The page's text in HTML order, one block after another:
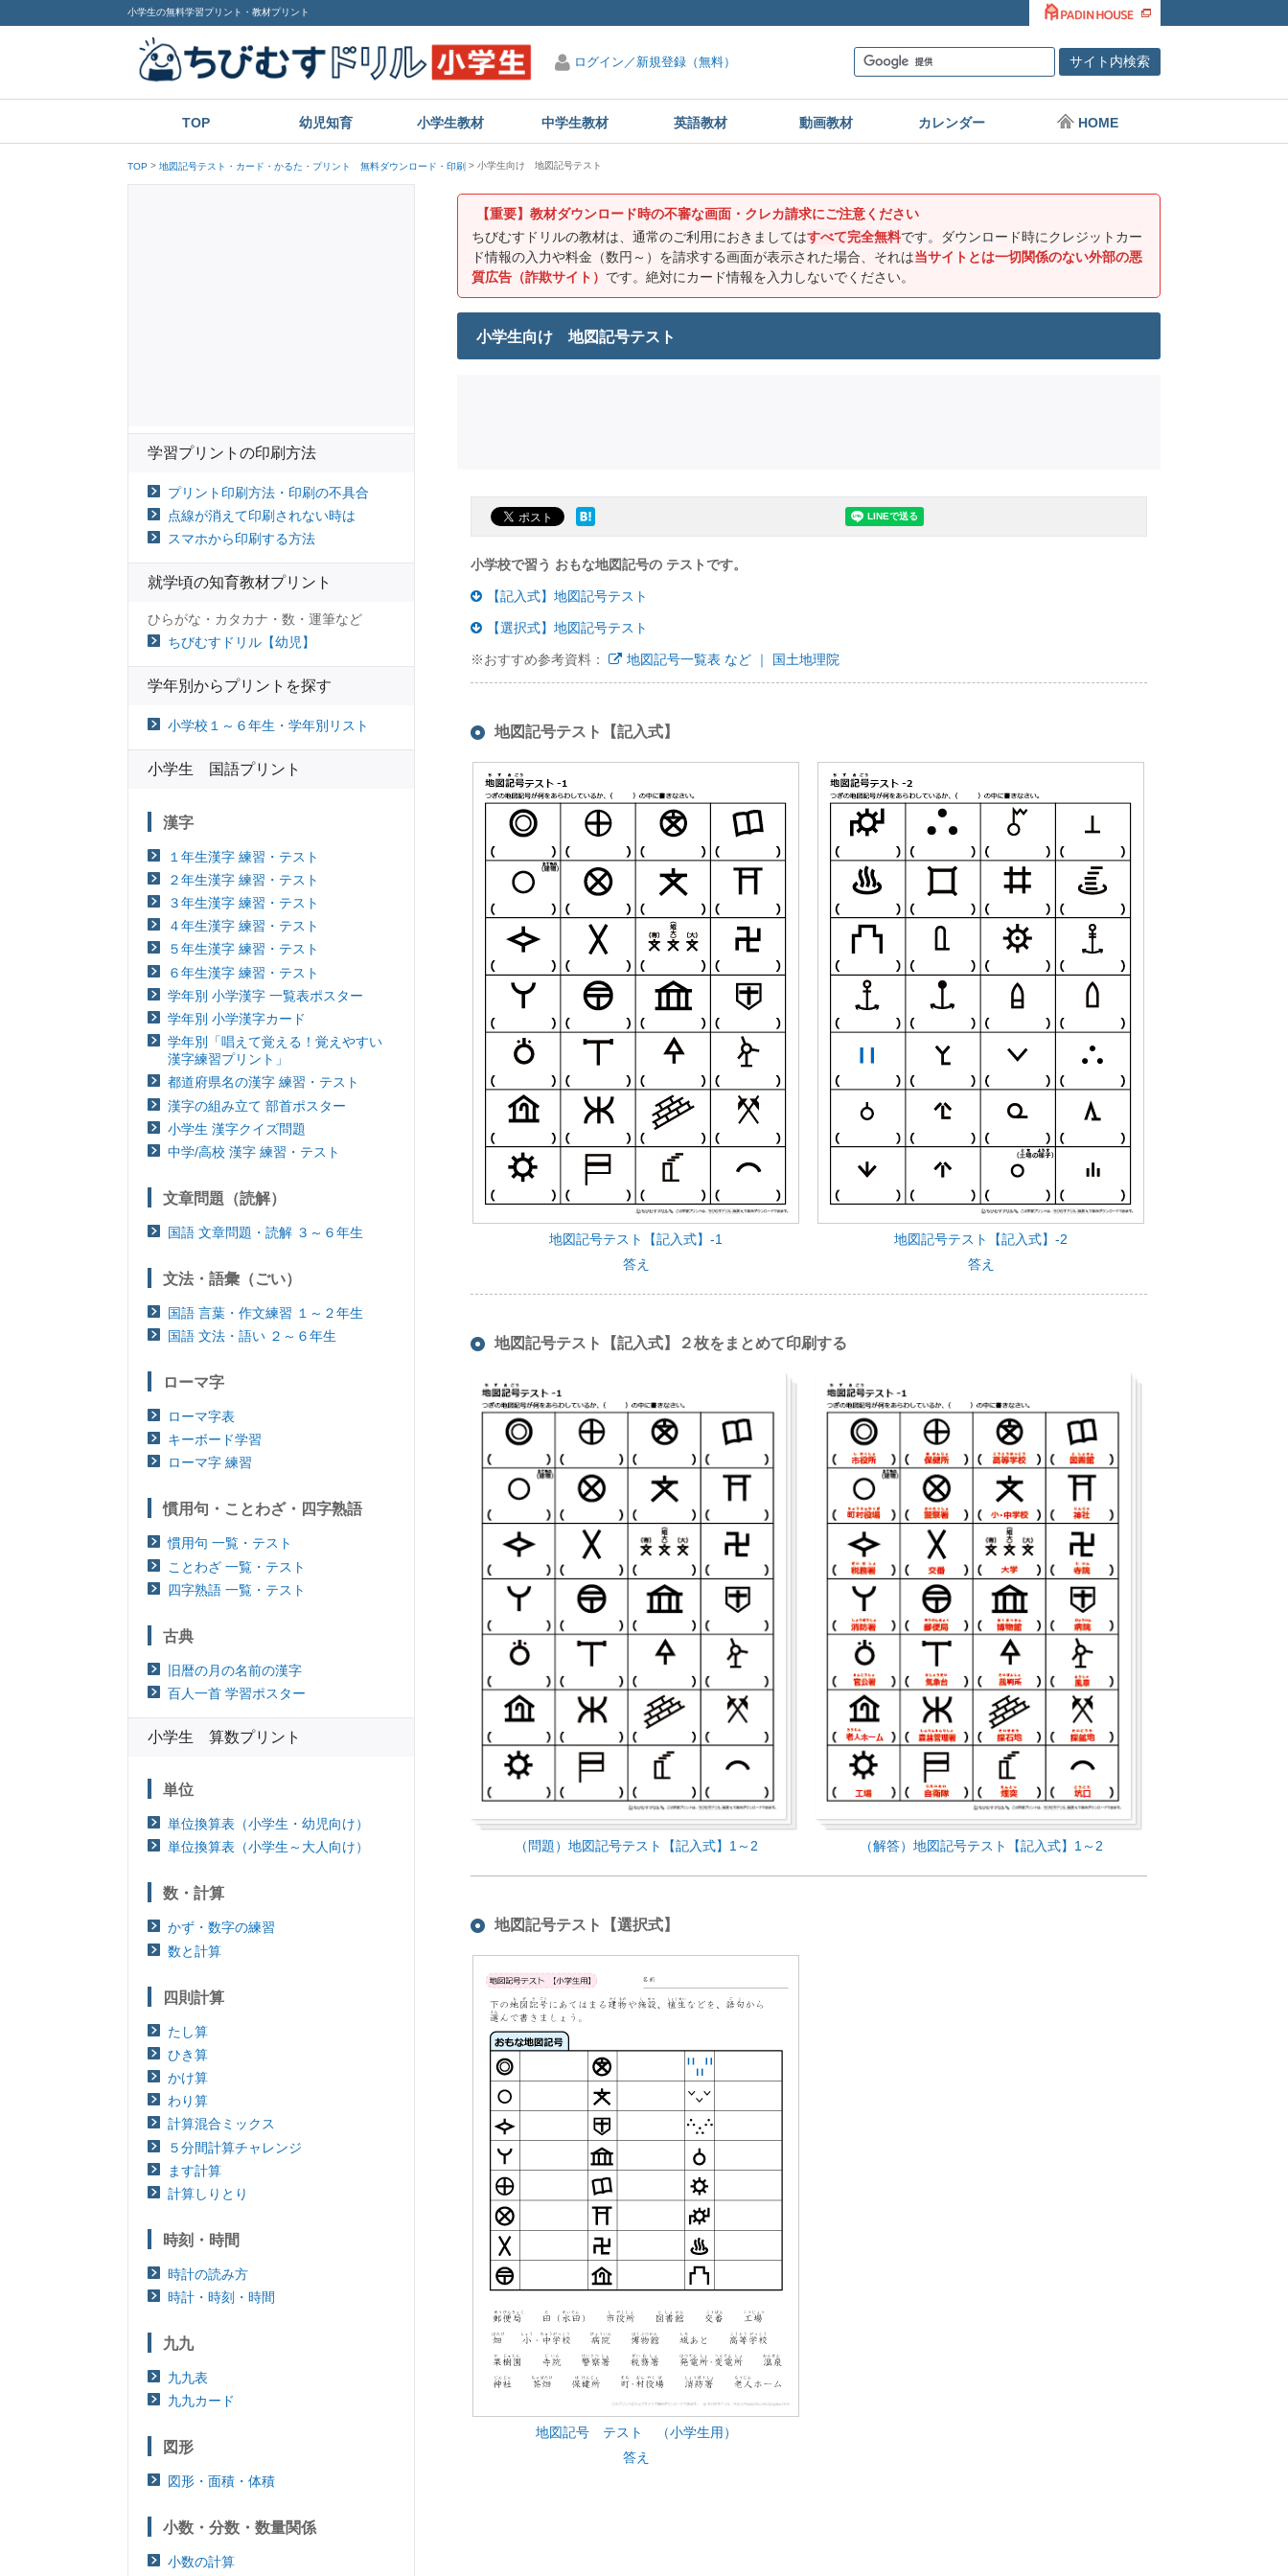
小学生の無料学習プリント・教材プリント
ログイン／新規登録（無料）
TOP 幼児知育 小学生教材 中学生教材 英語教材 動画教材 カレンダー HOME
TOP 地図記号テスト・カード・かるた・プリント 無料ダウンロード・印刷 小学生向け 地図記号テスト
【重要】教材ダウンロード時の不審な画面・クレカ請求にご注意ください
ちびむすドリルの教材は、通常のご利用におきましてはすべて完全無料です。ダウンロード時にクレジットカー
ド情報の入力や料金（数円～）を請求する画面が表示された場合、それは当サイトとは一切関係のない外部の悪
質広告（詐欺サイト） です。絶対にカード情報を入力しないでください。
小学生向け 地図記号テスト
小学校で習う おもな地図記号の テストです。
【記入式】地図記号テスト
【選択式】地図記号テスト
※おすすめ参考資料： 地図記号一覧表 など ｜ 国土地理院
地図記号テスト【記入式】
地図記号テスト【記入式】-1
答え
地図記号テスト【記入式】-2
答え
地図記号テスト【記入式】２枚をまとめて印刷する
（問題）地図記号テスト【記入式】1～2 （解答）地図記号テスト【記入式】1～2
地図記号テスト【選択式】
地図記号 テスト （小学生用）
答え
学習プリントの印刷方法
プリント印刷方法・印刷の不具合
点線が消えて印刷されない時は
スマホから印刷する方法
就学頃の知育教材プリント
ひらがな・カタカナ・数・運筆など
ちびむすドリル【幼児】
学年別からプリントを探す
小学校１～６年生・学年別リスト
小学生 国語プリント
漢字
１年生漢字 練習・テスト
２年生漢字 練習・テスト
３年生漢字 練習・テスト
４年生漢字 練習・テスト
５年生漢字 練習・テスト
６年生漢字 練習・テスト
学年別 小学漢字 一覧表ポスター
学年別 小学漢字カード
学年別「唱えて覚える！覚えやすい
漢字練習プリント」
都道府県名の漢字 練習・テスト
漢字の組み立て 部首ポスター
小学生 漢字クイズ問題
中学/高校 漢字 練習・テスト
文章問題（読解）
国語 文章問題・読解 ３～６年生
文法・語彙（ごい）
国語 言葉・作文練習 １～２年生
国語 文法・語い ２～６年生
ローマ字
ローマ字表
キーボード学習
ローマ字 練習
慣用句・ことわざ・四字熟語
慣用句 一覧・テスト
ことわざ 一覧・テスト
四字熟語 一覧・テスト
古典
旧暦の月の名前の漢字
百人一首 学習ポスター
小学生 算数プリント
単位
単位換算表（小学生・幼児向け）
単位換算表（小学生～大人向け）
数・計算
かず・数字の練習
数と計算
四則計算
たし算
ひき算
かけ算
わり算
計算混合ミックス
５分間計算チャレンジ
ます計算
計算しりとり
時刻・時間
時計の読み方
時計・時刻・時間
九九
九九表
九九カード
図形
図形・面積・体積
小数・分数・数量関係
小数の計算